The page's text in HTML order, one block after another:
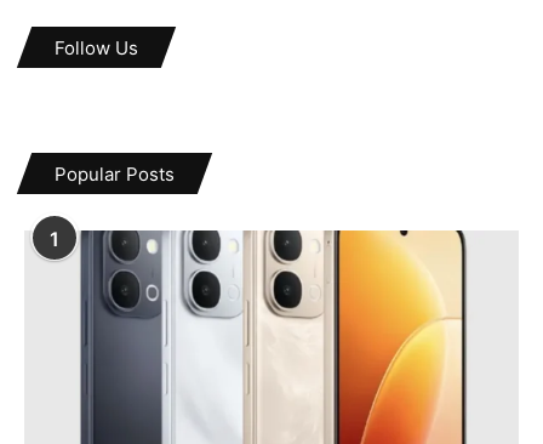
Follow Us
Popular Posts
1